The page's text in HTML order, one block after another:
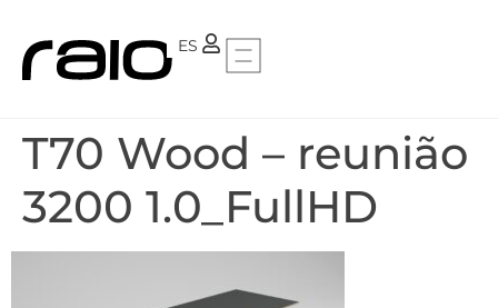
ES
PT
T70 Wood – reunião
3200 1.0_FullHD